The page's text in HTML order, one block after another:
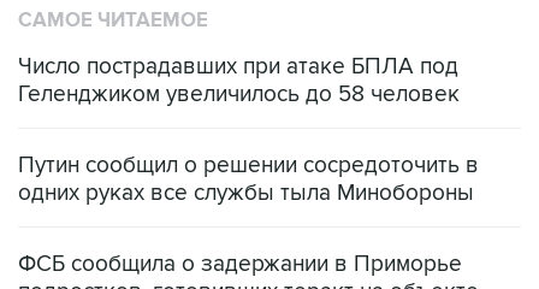
САМОЕ ЧИТАЕМОЕ
Число пострадавших при атаке БПЛА под
Геленджиком увеличилось до 58 человек
Путин сообщил о решении сосредоточить в
одних руках все службы тыла Минобороны
ФСБ сообщила о задержании в Приморье